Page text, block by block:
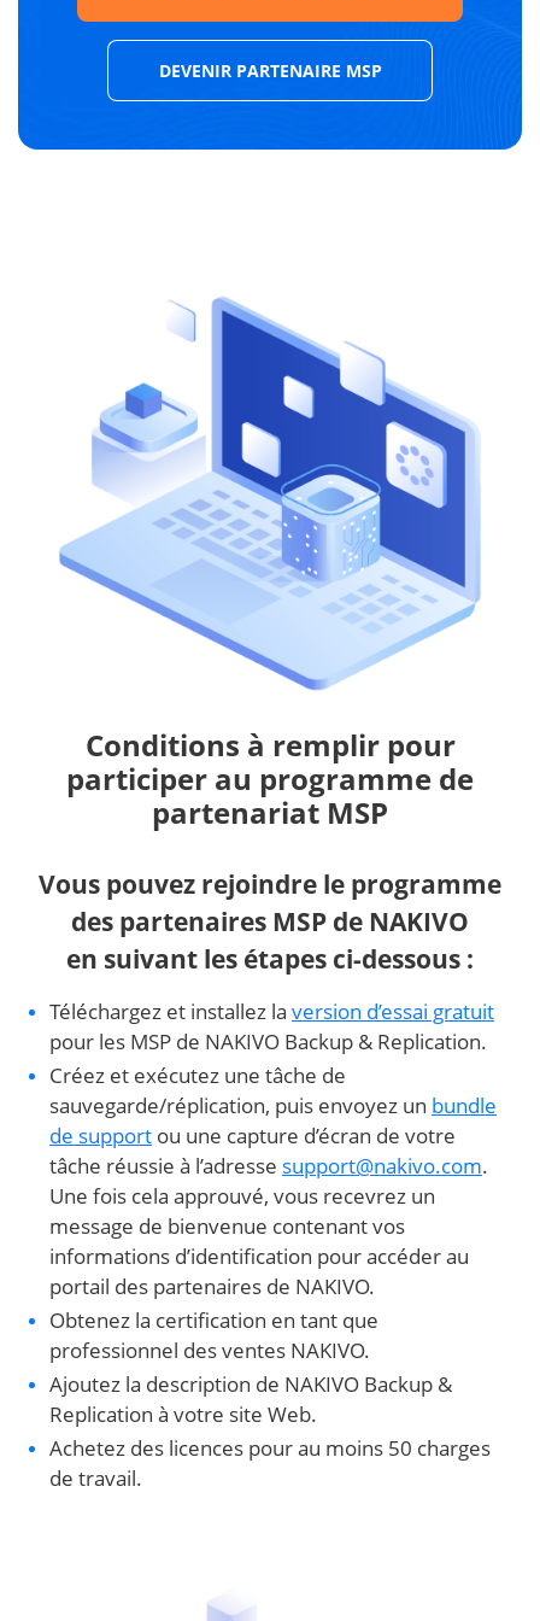
DEVENIR PARTENAIRE MSP
Conditions à remplir pour
participer au programme de
partenariat MSP
Vous pouvez rejoindre le programme
des partenaires MSP de NAKIVO
en suivant les étapes ci-dessous :
Téléchargez et installez la version d’essai gratuit
pour les MSP de NAKIVO Backup & Replication.
Créez et exécutez une tâche de
sauvegarde/réplication, puis envoyez un bundle
de support ou une capture d’écran de votre
tâche réussie à l’adresse support@nakivo.com.
Une fois cela approuvé, vous recevrez un
message de bienvenue contenant vos
informations d’identification pour accéder au
portail des partenaires de NAKIVO.
Obtenez la certification en tant que
professionnel des ventes NAKIVO.
Ajoutez la description de NAKIVO Backup &
Replication à votre site Web.
Achetez des licences pour au moins 50 charges
de travail.